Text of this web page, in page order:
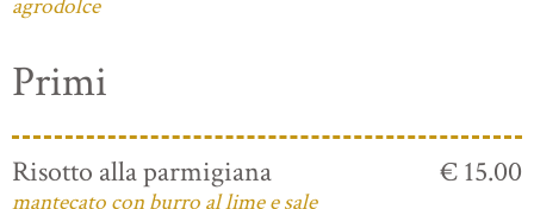
agrodolce
Primi
Risotto alla parmigiana
mantecato con burro al lime e sale
€ 15.00